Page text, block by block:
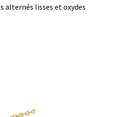
alternés lisses et oxydes